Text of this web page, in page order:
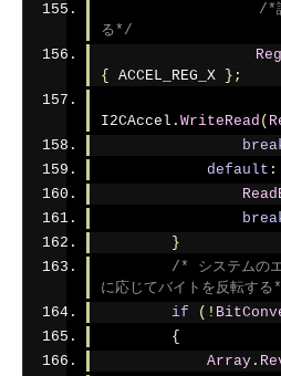
/*
る*/
{
ACCEL_REG_X };
I2CAccel . WriteRead (
default :
}
/* システムの
に応じてバイトを反転す
if
(!
{
Array.